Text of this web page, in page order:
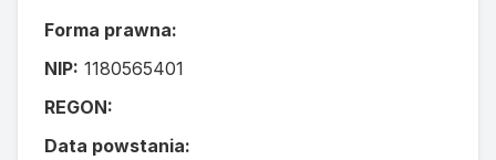
Forma prawna:
NIP: 1180565401
REGON:
Data powstania: